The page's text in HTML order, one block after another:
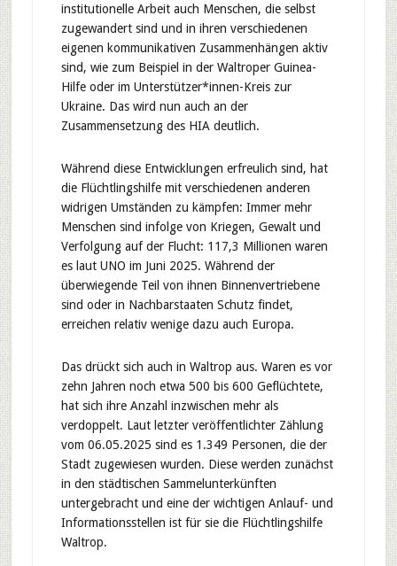
institutionelle Arbeit auch Menschen, die selbst
zugewandert sind und in ihren verschiedenen
eigenen kommunikativen Zusammenhängen aktiv
sind, wie zum Beispiel in der Waltroper Guinea-
Hilfe oder im Unterstützer*innen-Kreis zur
Ukraine. Das wird nun auch an der
Zusammensetzung des HIA deutlich.
Während diese Entwicklungen erfreulich sind, hat
die Flüchtlingshilfe mit verschiedenen anderen
widrigen Umständen zu kämpfen: Immer mehr
Menschen sind infolge von Kriegen, Gewalt und
Verfolgung auf der Flucht: 117,3 Millionen waren
es laut UNO im Juni 2025. Während der
überwiegende Teil von ihnen Binnenvertriebene
sind oder in Nachbarstaaten Schutz findet,
erreichen relativ wenige dazu auch Europa.
Das drückt sich auch in Waltrop aus. Waren es vor
zehn Jahren noch etwa 500 bis 600 Geflüchtete,
hat sich ihre Anzahl inzwischen mehr als
verdoppelt. Laut letzter veröffentlichter Zählung
vom 06.05.2025 sind es 1.349 Personen, die der
Stadt zugewiesen wurden. Diese werden zunächst
in den städtischen Sammelunterkünften
untergebracht und eine der wichtigen Anlauf- und
Informationsstellen ist für sie die Flüchtlingshilfe
Waltrop.